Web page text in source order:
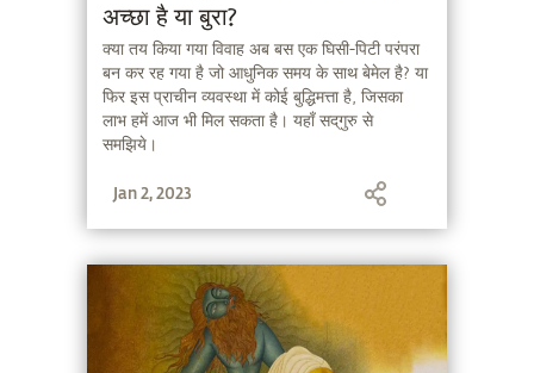
अच्छा है या बुरा?
क्या तय किया गया विवाह अब बस एक घिसी-पिटी परंपरा
बन कर रह गया है जो आधुनिक समय के साथ बेमेल है? या
फिर इस प्राचीन व्यवस्था में कोई बुद्धिमत्ता है, जिसका
लाभ हमें आज भी मिल सकता है। यहाँ सद्‌गुरु से
समझिये।
Jan 2, 2023